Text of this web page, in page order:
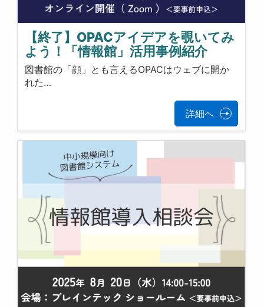
【終了】OPACアイデアを覗いてみ
よう！「情報館」活用事例紹介
図書館の「顔」とも言えるOPACはウェブに開か
れた…
詳細へ